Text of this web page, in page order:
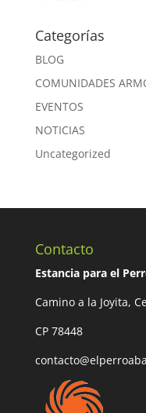
Categorías
BLOG
COMUNIDADES
EVENTOS
NOTICIAS
Uncategorized
Contacto
Estancia para el
Camino a la Joyita,
CP 78448